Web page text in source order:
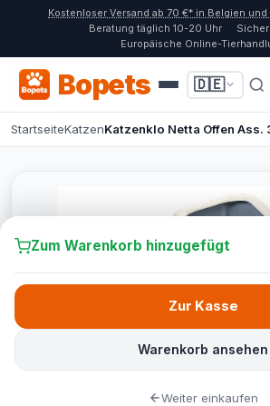
Kostenloser Versand ab 70 €* in Belgien
Beratung täglich 10-20 Uhr
Europäische Online-
Bopets 🇩🇪
StartseiteKatzenKatzenklo Netta Offen
Zum Warenkorb hinzugefügt
Warenkorb ansehen
Zur Kasse
Weiter einkaufen